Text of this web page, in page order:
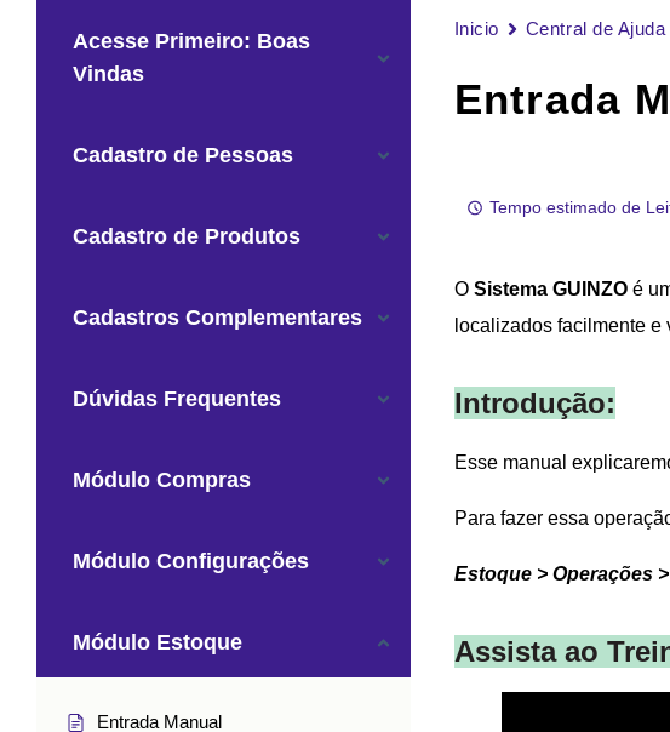
Acesse Primeiro: Boas
Vindas
Cadastro de Pessoas
Cadastro de Produtos
Cadastros Complementares
Dúvidas Frequentes
Módulo Compras
Módulo Configurações
Módulo Estoque
Entrada Manual
Inicio Central de Ajuda
Entrada
Tempo estimado de
O Sistema GUINZOé
localizados facilmente
Introdução:
Esse manual
Para fazer essa
Estoque > Operações
Assista ao